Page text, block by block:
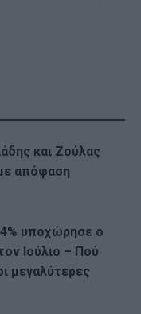
και Ζούλας
απόφαση
υποχώρησε ο
Ιούλιο – Πού
μεγαλύτερες